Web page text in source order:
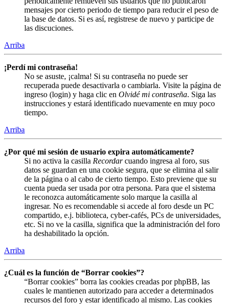
mensajes por cierto periodo de tiempo para reducir el peso de
la base de datos. Si es así, registrese de nuevo y participe de
las discuciones.
Arriba
¡Perdí mi contraseña!
No se asuste, ¡calma! Si su contraseña no puede ser
recuperada puede desactivarla o cambiarla. Visite la página de
ingreso (login) y haga clic en Olvidé mi contraseña. Siga las
instrucciones y estará identificado nuevamente en muy poco
tiempo.
Arriba
¿Por qué mi sesión de usuario expira automáticamente?
Si no activa la casilla Recordarcuando ingresa al foro, sus
datos se guardan en una cookie segura, que se elimina al salir
de la página o al cabo de cierto tiempo. Esto previene que su
cuenta pueda ser usada por otra persona. Para que el sistema
le reconozca automáticamente solo marque la casilla al
ingresar. No es recomendable si accede al foro desde un PC
compartido, e.j. biblioteca, cyber-cafés, PCs de universidades,
etc. Si no ve la casilla, significa que la administración del foro
ha deshabilitado la opción.
Arriba
¿Cuál es la función de “Borrar cookies”?
“Borrar cookies” borra las cookies creadas por phpBB, las
cuales le mantienen autorizado para acceder a determinados
recursos del foro y estar identificado al mismo. Las cookies